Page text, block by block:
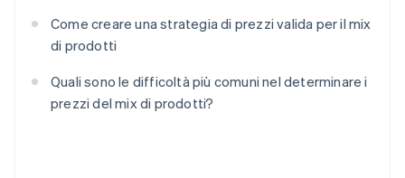
Come creare una strategia di prezzi valida per il mix
di prodotti
Quali sono le difficoltà più comuni nel determinare i
prezzi del mix di prodotti?